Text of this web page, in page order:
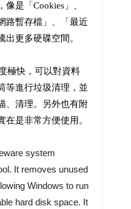
是「Cookies」、
路暫存檔」、「最近
更多硬碟空間。
極快，可以對資料
等進行垃圾清理，並
、清理。另外也有附
是非常方便使用。
system
It removes unused
Windows to run
hard disk space. It